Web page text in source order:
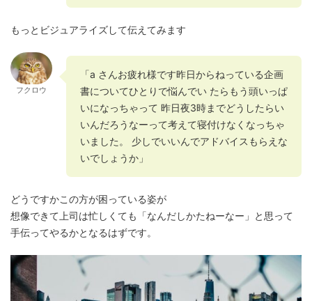
もっとビジュアライズして伝えてみます
フクロウ
「a さんお疲れ様です昨日からねっている企画
書についてひとりで悩んでい たらもう頭いっぱ
いになっちゃって 昨日夜3時までどうしたらい
いんだろうなーって考えて寝付けなくなっちゃ
いました。 少しでいいんでアドバイスもらえな
いでしょうか」
どうですかこの方が困っている姿が
想像できて上司は忙しくても「なんだしかたねーなー」と思って
手伝ってやるかとなるはずです。